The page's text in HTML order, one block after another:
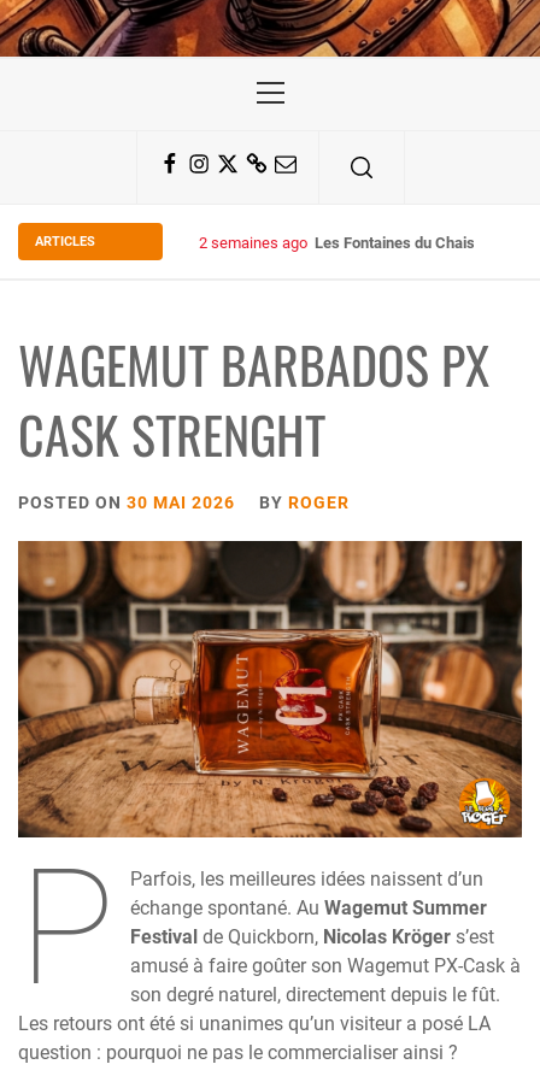
Menu
Facebook
Instagram
TwitterSubstack
Email
ARTICLES 2 semaines ago Les Fontaines du Chais 27
WAGEMUT BARBADOS PX
CASK STRENGHT
POSTED ON 30 MAI 2026 BY ROGER
P
Parfois, les meilleures idées naissent d’un
échange spontané. AuWagemut Summer
Festival de Quickborn, Nicolas Kröger s’est
amusé à faire goûter son Wagemut PX-Cask à
son degré naturel, directement depuis le fût.
Les retours ont été si unanimes qu’un visiteur a posé LA
question : pourquoi ne pas le commercialiser ainsi ?